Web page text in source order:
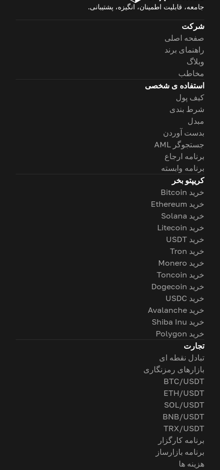
جامعه، قابلیت اطمینان، انگیزه، پشتیبانی.
شرکت
صفحه اصلی
راهنمای برند
وبلاگ
مخاطب
استفاده ی شخصی
کیف پول
شرط بندی
مبدل
بدست آوردن
جستجوگر AML
برنامه ارجاع
برنامه وابسته
کریپتو بخر
خرید Bitcoin
خرید Ethereum
خرید Solana
خرید Litecoin
خرید USDT
خرید Tron
خرید Monero
خرید Toncoin
خرید Dogecoin
خرید USDC
خرید Avalanche
خرید Shiba Inu
خرید Polygon
تجارت
تبادل نقطه ای
بازارهای رمزنگاری
BTC/USDT
ETH/USDT
SOL/USDT
BNB/USDT
TRX/USDT
برنامه کارگزار
برنامه بازارساز
هزینه ها